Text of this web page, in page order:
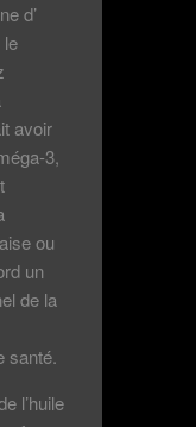
d’
le
avoir
3,
ou
un
de la
santé.
l’huile